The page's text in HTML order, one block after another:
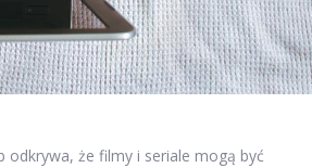
że filmy i seriale mogą być